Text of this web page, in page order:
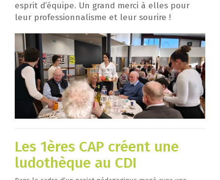
esprit d’équipe. Un grand merci à elles pour
leur professionnalisme et leur sourire !
Les 1ères CAP créent une
ludothèque au CDI